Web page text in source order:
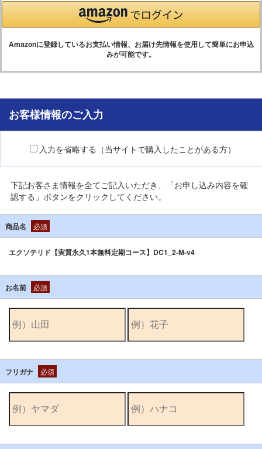
Amazonに登録しているお支払い情報、お届け先情報を使用して簡単にお申込
みが可能です。
お客様情報のご入力
入力を省略する（当サイトで購入したことがある方）
下記お客さま情報を全てご記入いただき、「お申し込み内容を確
認する」ボタンをクリックしてください。
商品名 必須
エクソテリド【実質永久1本無料定期コース】DC1_2-M-v4
お名前 必須
フリガナ 必須